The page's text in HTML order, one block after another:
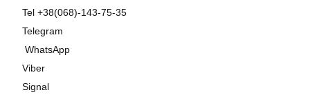
Tel +38(068)-143-75-35
Telegram
WhatsApp
Viber
Signal